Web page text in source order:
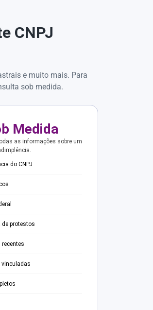
CNPJ
e muito mais. Para
sob medida.
Medida
as informações sobre um
do CNPJ
de protestos
vinculadas